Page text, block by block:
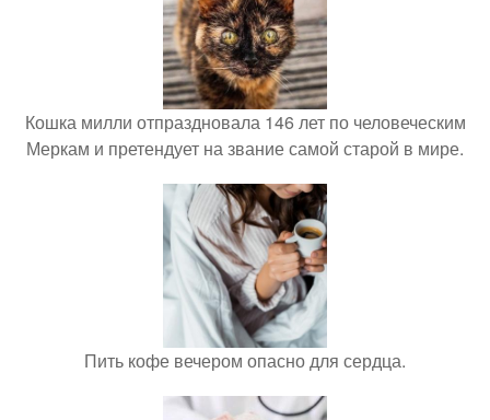
Кошка милли отпраздновала 146 лет по человеческим
Меркам и претендует на звание самой старой в мире.
Пить кофе вечером опасно для сердца.